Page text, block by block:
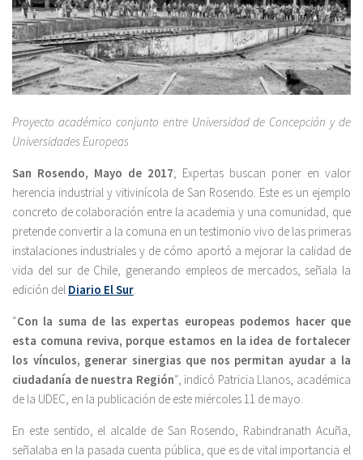
Proyecto académico conjunto entre Universidad de Concepción y de
Universidades Europeas
San Rosendo, Mayo de 2017; Expertas buscan poner en valor
herencia industrial y vitivinícola de San Rosendo. Este es un ejemplo
concreto de colaboración entre la academia y una comunidad, que
pretende convertir a la comuna en un testimonio vivo de las primeras
instalaciones industriales y de cómo aportó a mejorar la calidad de
vida del sur de Chile, generando empleos de mercados, señala la
edición del Diario El Sur
“Con la suma de las expertas europeas podemos hacer que
esta comuna reviva, porque estamos en la idea de fortalecer
los vínculos, generar sinergias que nos permitan ayudar a la
ciudadanía de nuestra Región“, indicó Patricia Llanos, académica
de la UDEC, en la publicación de este miércoles 11 de mayo.
En este sentido, el alcalde de San Rosendo, Rabindranath Acuña,
señalaba en la pasada cuenta pública, que es de vital importancia el